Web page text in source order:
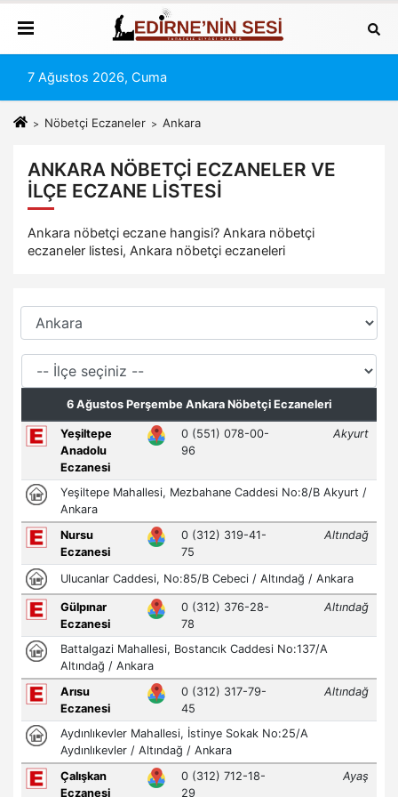
7 Ağustos 2026, Cuma
Nöbetçi Eczaneler Ankara
ANKARA NÖBETÇI ECZANELER VE
İLÇE ECZANE LISTESI
Ankara nöbetçi eczane hangisi? Ankara nöbetçi
eczaneler listesi, Ankara nöbetçi eczaneleri